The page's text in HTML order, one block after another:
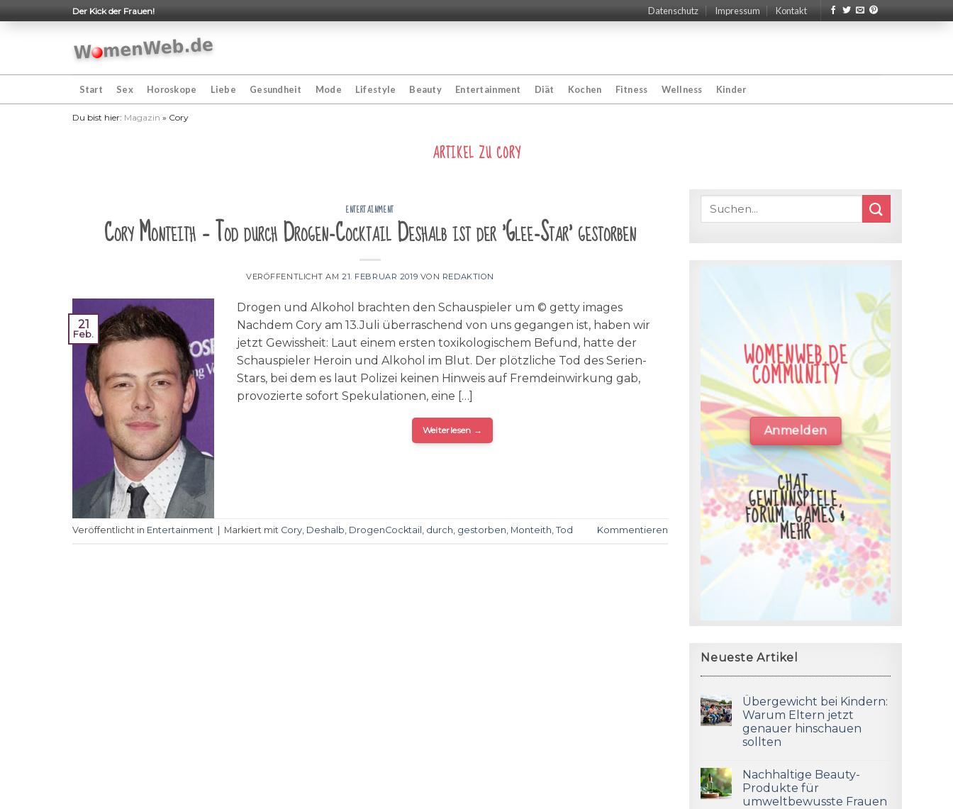
to
Der Kick der Frauen! Datenschutz Impressum Kontakt
Start Sex Horoskope Liebe Gesundheit Mode Lifestyle Beauty Entertainment Diät Kochen Fitness Wellness Kinder
Du bist hier: Magazin » Cory
ARTIKEL ZU CORY
ENTERTAINMENT
Cory Monteith – Tod durch Drogen-Cocktail Deshalb ist der 'Glee-Star' gestorben
VERÖFFENTLICHT AM21. FEBRUAR 2019 VON REDAKTION
21
Feb.
Drogen und Alkohol brachten den Schauspieler um © getty images
Nachdem Cory am 13.Juli überraschend von uns gegangen ist, haben wir
jetzt Gewissheit: Laut einem ersten toxikologischem Befund, hatte der
Schauspieler Heroin und Alkohol im Blut. Der plötzliche Tod des Serien-
Stars, bei dem es laut Polizei keinen Hinweis auf Fremdeinwirkung gab,
provozierte sofort Spekulationen, eine […]
Weiterlesen →
Veröffentlicht in Entertainment Markiert mit Cory, Deshalb, DrogenCocktail , durch, gestorben, Monteith, Tod Kommentieren
WOMENWEB.DE
COMMUNITY
Anmelden
CHAT,
GEWINNSPIELE,
FORUM, GAMES &
MEHR
Neueste Artikel
Übergewicht bei Kindern:
Warum Eltern jetzt
genauer hinschauen
sollten
Nachhaltige Beauty-
Produkte für
umweltbewusste Frauen